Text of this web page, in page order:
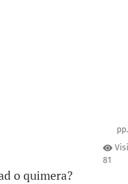
81
o quimera?